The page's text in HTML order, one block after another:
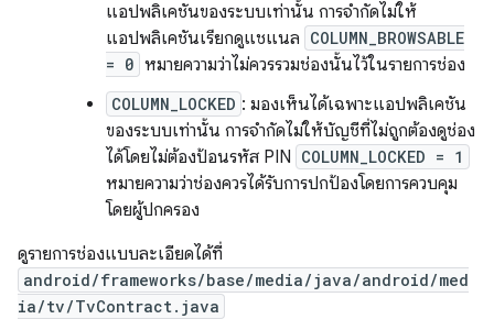
แอปพลิเคชันของระบบเท่านั้น การจํากัดไม่ให้
แอปพลิเคชันเรียกดูแชแนล COLUMN_BROWSABLE
= 0 หมายความว่าไม่ควรรวมช่องนั้นไว้ในรายการช่อง
COLUMN_LOCKED : มองเห็นได้เฉพาะแอปพลิเคชัน
ของระบบเท่านั้น การจำกัดไม่ให้บัญชีที่ไม่ถูกต้องดูช่อง
ได้โดยไม่ต้องป้อนรหัส PIN COLUMN_LOCKED = 1
หมายความว่าช่องควรได้รับการปกป้องโดยการควบคุม
โดยผู้ปกครอง
ดูรายการช่องแบบละเอียดได้ที่
android/frameworks/base/media/java/android/med
ia/tv/TvContract.java